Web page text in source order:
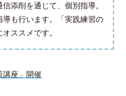
添削を通じて、個別指導。
も行います。「実践練習の
ススメです。